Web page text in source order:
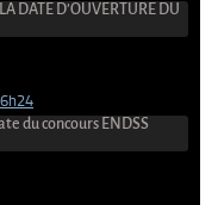
DATE D’OUVERTURE DU
du concours ENDSS